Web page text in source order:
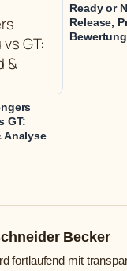
GT:
Analyse
Ready or
Release,
Becker
fortlaufend mit